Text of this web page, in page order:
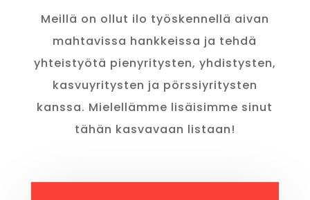
Meillä on ollut ilo työskennellä aivan
mahtavissa hankkeissa ja tehdä
yhteistyötä pienyritysten, yhdistysten,
kasvuyritysten ja pörssiyritysten
kanssa. Mielellämme lisäisimme sinut
tähän kasvavaan listaan!